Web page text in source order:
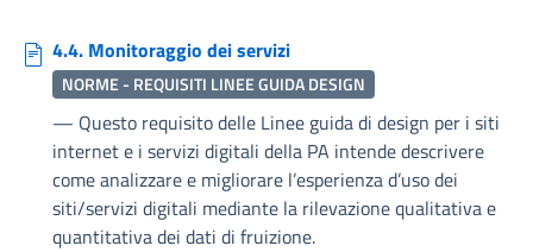
4.4. Monitoraggio dei servizi
NORME - REQUISITI LINEE GUIDA DESIGN
— Questo requisito delle Linee guida di design per i siti
internet e i servizi digitali della PA intende descrivere
come analizzare e migliorare l’esperienza d’uso dei
siti/servizi digitali mediante la rilevazione qualitativa e
quantitativa dei dati di fruizione.